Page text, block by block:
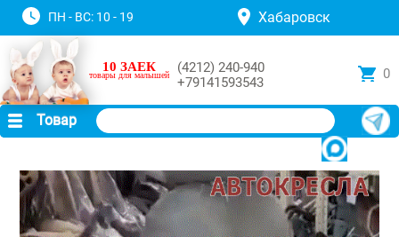
ПН - ВС: 10 - 19 Хабаровск
10 ЗАЕК
товары для малышей
(4212) 240-940
+79141593543
0
Товар